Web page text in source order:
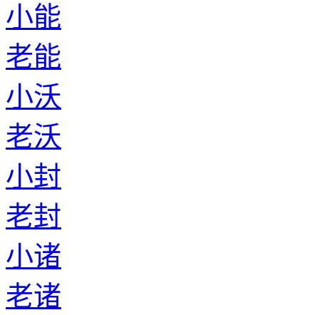
小能
老能
小沃
老沃
小封
老封
小诸
老诸